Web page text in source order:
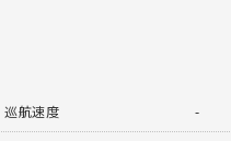
巡航速度 -